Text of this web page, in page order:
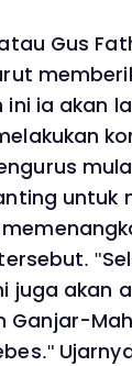
Gus
ini ia akan
untuk
juga akan
Ganjar-